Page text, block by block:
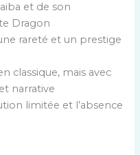
et de son
Dragon
rareté et un prestige
classique, mais avec
narrative
limitée et l’absence